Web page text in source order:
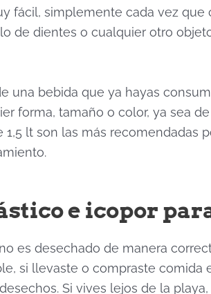
fácil, simplemente cada vez
de dientes o cualquier otro
una bebida que ya hayas
forma, tamaño o color, ya sea
lt son las más
e icopor
es desechado de manera
si llevaste o compraste
Si vives lejos de la